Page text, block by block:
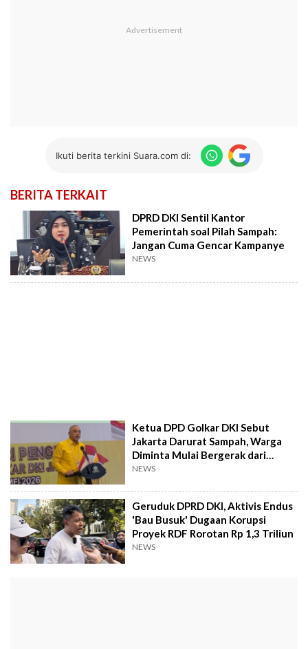
Ikuti berita terkini Suara.com di:
BERITA TERKAIT
DPRD DKI Sentil Kantor
Pemerintah soal Pilah Sampah:
Jangan Cuma Gencar Kampanye
NEWS
Ketua DPD Golkar DKI Sebut
Jakarta Darurat Sampah, Warga
Diminta Mulai Bergerak dari
Rumah
NEWS
Geruduk DPRD DKI, Aktivis Endus
'Bau Busuk' Dugaan Korupsi
Proyek RDF Rorotan Rp 1,3 Triliun
NEWS